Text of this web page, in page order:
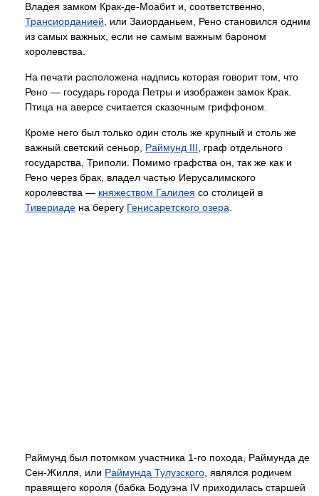
Владея замком Крак-де-Моабит и, соответственно,
Трансиорданией, или Заиорданьем, Рено становился одним
из самых важных, если не самым важным бароном
королевства.
На печати расположена надпись которая говорит том, что
Рено — государь города Петры и изображен замок Крак.
Птица на аверсе считается сказочным гриффоном.
Кроме него был только один столь же крупный и столь же
важный светский сеньор, Раймунд III, граф отдельного
государства, Триполи. Помимо графства он, так же как и
Рено через брак, владел частью Иерусалимского
королевства — княжеством Галилея со столицей в
Тивериаде на берегу Генисаретского озера.
Раймунд был потомком участника 1-го похода, Раймунда де
Сен-Жилля, или Раймунда Тулузского, являлся родичем
правящего короля (бабка Бодуэна IV приходилась старшей